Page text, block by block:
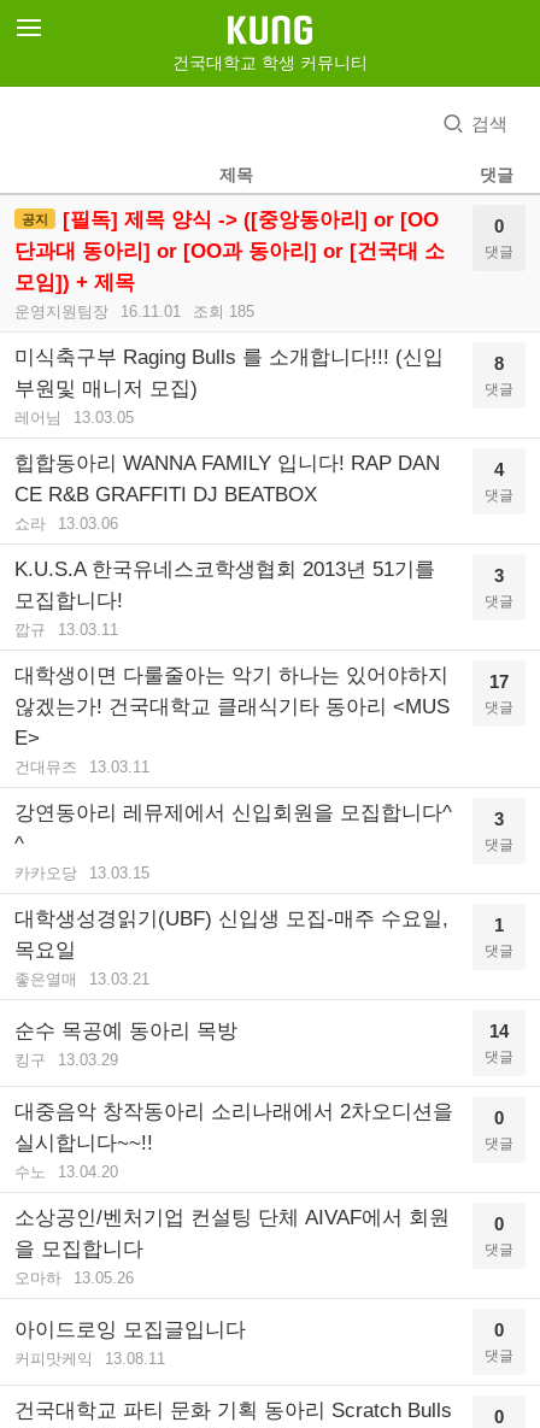
건국대학교 학생 커뮤니티
검색
제목 댓글
공지
[필독] 제목 양식 -> ([중앙동아리] or [OO
단과대 동아리] or [OO과 동아리] or [건국대 소
모임]) + 제목
운영지원팀장 16.11.01 조회 185
0
댓글
미식축구부 Raging Bulls 를 소개합니다!!! (신입
부원및 매니저 모집)
레어님 13.03.05
8
댓글
힙합동아리 WANNA FAMILY 입니다! RAP DAN
CE R&B GRAFFITI DJ BEATBOX
쇼라 13.03.06
4
댓글
K.U.S.A 한국유네스코학생협회 2013년 51기를
모집합니다!
깝규 13.03.11
3
댓글
대학생이면 다룰줄아는 악기 하나는 있어야하지
않겠는가! 건국대학교 클래식기타 동아리 <MUS
E>
건대뮤즈 13.03.11
17
댓글
강연동아리 레뮤제에서 신입회원을 모집합니다^
^
카카오당 13.03.15
3
댓글
대학생성경읽기(UBF) 신입생 모집-매주 수요일,
목요일
좋은열매 13.03.21
1
댓글
순수 목공예 동아리 목방
킹구 13.03.29
14
댓글
대중음악 창작동아리 소리나래에서 2차오디션을
실시합니다~~!!
수노 13.04.20
0
댓글
소상공인/벤처기업 컨설팅 단체 AIVAF에서 회원
을 모집합니다
오마하 13.05.26
0
댓글
아이드로잉 모집글입니다
커피맛케익 13.08.11
0
댓글
건국대학교 파티 문화 기획 동아리 Scratch Bulls
0